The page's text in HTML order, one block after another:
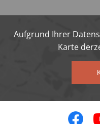
Aufgrund Ihrer
Karte